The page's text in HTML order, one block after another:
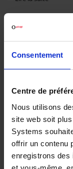
Consentement
Centre de
Nous utilisons
site web soit
Systems
offrir un contenu
enregistrons des
23-06-2020
Une grande
votre logistique
investissement
Gain de temps et